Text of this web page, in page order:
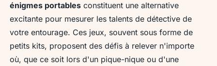
énigmes portables constituent une alternative
excitante pour mesurer les talents de détective de
votre entourage. Ces jeux, souvent sous forme de
petits kits, proposent des défis à relever n'importe
où, que ce soit lors d'un pique-nique ou d'une